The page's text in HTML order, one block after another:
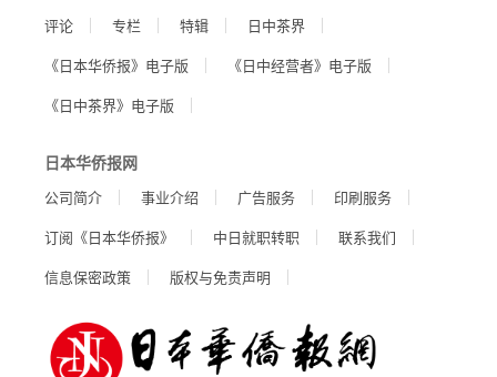
评论
专栏 特辑
日中茶界
《日本华侨报》电子版
《日中经营者》电子版
《日中茶界》电子版
日本华侨报网
公司简介 事业介绍 广告服务
印刷服务
订阅《日本华侨报》
中日就职转职
联系我们
信息保密政策
版权与免责声明